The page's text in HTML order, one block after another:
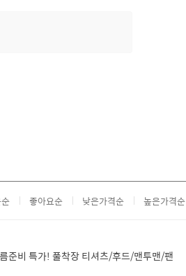
좋아요순 낮은가격순 높은가격순
준비 특가! 풀착장 티셔츠/후드/맨투맨/팬